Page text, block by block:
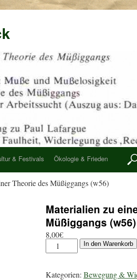
& Festivals Ökologie & Frieden
Theorie des Müßiggangs (w56)
Materialien zu
Müßiggangs (w56)
8,00€
In den Warenkorb
Kategorien: Bewegung &